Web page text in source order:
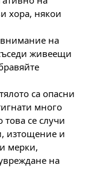
хора, някои
внимание на
живеещи
са опасни
много
се случи
изтощение и
мерки,
на